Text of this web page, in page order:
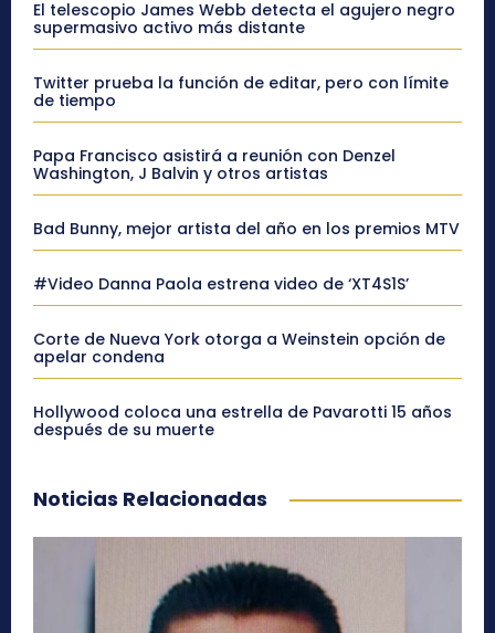
El telescopio James Webb detecta el agujero negro
supermasivo activo más distante
Twitter prueba la función de editar, pero con límite
de tiempo
Papa Francisco asistirá a reunión con Denzel
Washington, J Balvin y otros artistas
Bad Bunny, mejor artista del año en los premios MTV
#Video Danna Paola estrena video de ‘XT4S1S’
Corte de Nueva York otorga a Weinstein opción de
apelar condena
Hollywood coloca una estrella de Pavarotti 15 años
después de su muerte
Noticias Relacionadas